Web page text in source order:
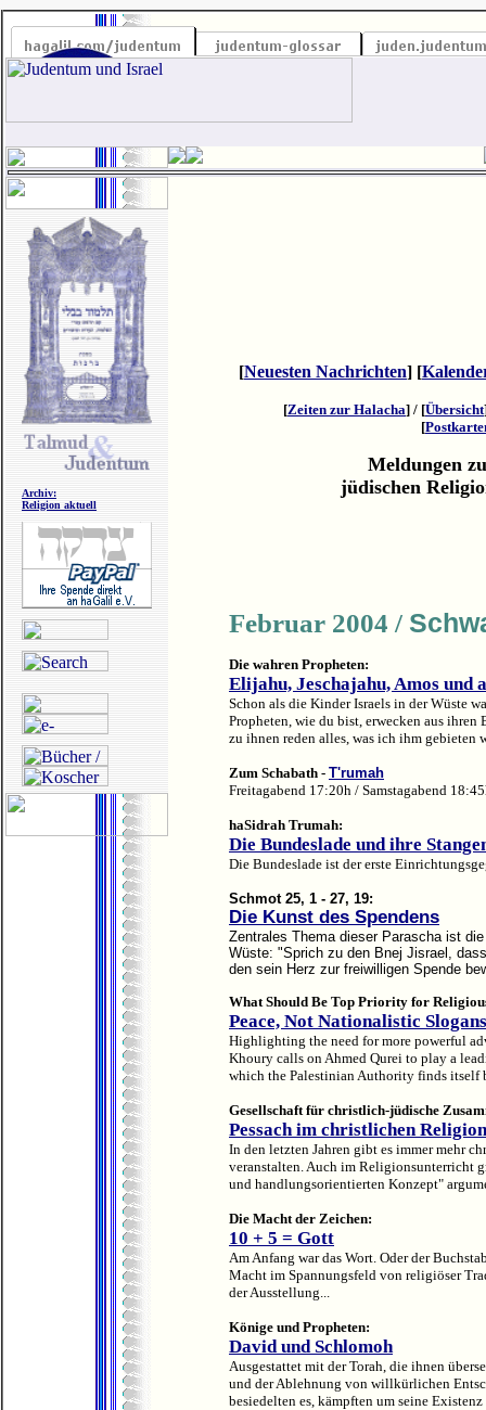
Archiv:
Religion aktuell
[Neuesten Nachrichten] [
[Zeiten zur Halacha] / [Übersicht
[
Meldungen
jüdischen
Februar 2004 /
Die wahren Propheten:
Elijahu, Jeschajahu, Amos und
Schon als die Kinder Israels in der Wüste
Propheten, wie du bist, erwecken aus
zu ihnen reden alles, was ich ihm gebieten
Zum Schabath - T'rumah
Freitagabend 17:20h / Samstagabend
haSidrah Trumah:
Die Bundeslade und ihre
Die Bundeslade ist der erste
Schmot 25, 1 - 27, 19:
Die Kunst des Spendens
Zentrales Thema dieser Parascha ist
Wüste: "Sprich zu den Bnej Jisrael,
den sein Herz zur freiwilligen Spende
What Should Be Top Priority for
Peace, Not Nationalistic Slogans
Highlighting the need for more powerful
Khoury calls on Ahmed Qurei to play a
which the Palestinian Authority finds itself
Gesellschaft für christlich-jüdische
Pessach im christlichen
In den letzten Jahren gibt es immer mehr
veranstalten. Auch im Religionsunterricht
und handlungsorientierten Konzept"
Die Macht der Zeichen:
10 + 5 = Gott
Am Anfang war das Wort. Oder der
Macht im Spannungsfeld von religiöser
der Ausstellung...
Könige und Propheten:
David und Schlomoh
Ausgestattet mit der Torah, die ihnen
und der Ablehnung von willkürlichen
besiedelten es, kämpften um seine